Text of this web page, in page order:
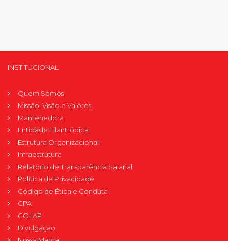
INSTITUCIONAL
Quem Somos
Missão, Visão e Valores
Mantenedora
Entidade Filantrópica
Estrutura Organizacional
Infraestrutura
Relatório de Transparência Salarial
Política de Privacidade
Código de Ética e Conduta
CPA
COLAP
Divulgação